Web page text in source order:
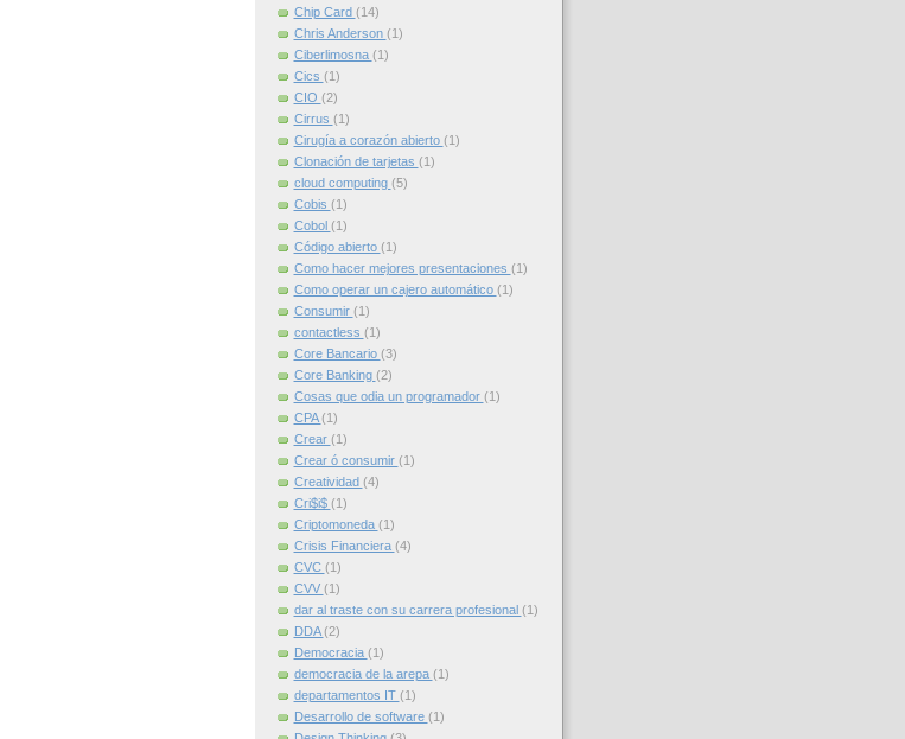
Chip Card (14)
Chris Anderson (1)
Ciberlimosna (1)
Cics (1)
CIO (2)
Cirrus (1)
Cirugía a corazón abierto (1)
Clonación de tarjetas (1)
cloud computing (5)
Cobis (1)
Cobol (1)
Código abierto (1)
Como hacer mejores presentaciones (1)
Como operar un cajero automático (1)
Consumir (1)
contactless (1)
Core Bancario (3)
Core Banking (2)
Cosas que odia un programador (1)
CPA(1)
Crear (1)
Crear ó consumir (1)
Creatividad (4)
Cri$i$ (1)
Criptomoneda (1)
Crisis Financiera (4)
CVC (1)
CVV (1)
dar al traste con su carrera profesional (1)
DDA(2)
Democracia (1)
democracia de la arepa (1)
departamentos IT (1)
Desarrollo de software (1)